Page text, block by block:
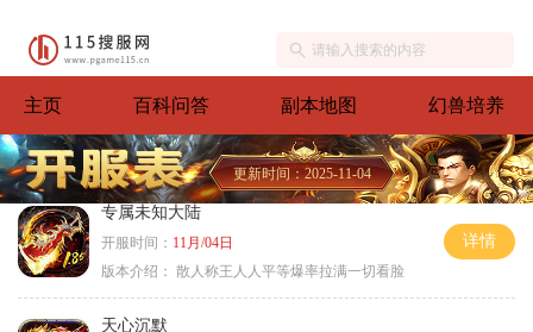
主页 百科问答 副本地图 幻兽培养
更新时间：2025-11-04
专属未知大陆
开服时间： 11月/04日
版本介绍： 散人称王人人平等爆率拉满一切看脸
详情
天心沉默